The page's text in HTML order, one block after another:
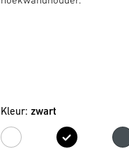
Kleur:zwart
wit zwart